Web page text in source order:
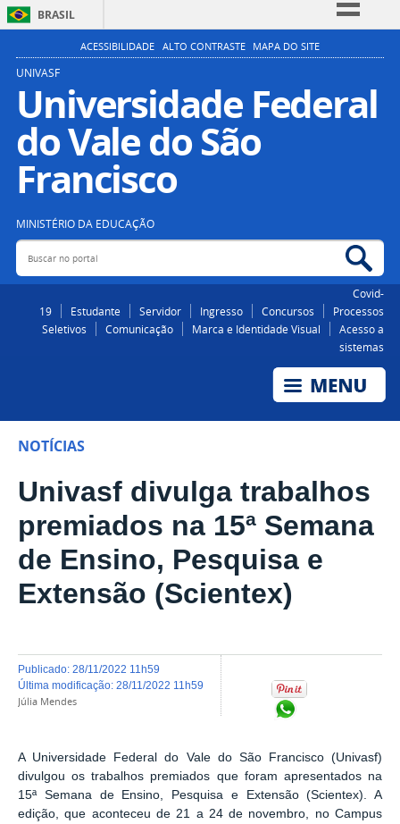
BRASIL
Simplifique!
Participe
Acesso à informação
Legislação
ACESSIBILIDADE ALTO CONTRASTE MAPA DO SITE
UNIVASF
Universidade Federal
do Vale do São
Francisco
MINISTÉRIO DA EDUCAÇÃO
Buscar no portal
Covid-
19
Estudante Servidor Ingresso Concursos
Processos
Seletivos
Comunicação Marca e Identidade Visual
Acesso a
sistemas
NOTÍCIAS
Univasf divulga trabalhos
premiados na 15ª Semana
de Ensino, Pesquisa e
Extensão (Scientex)
publicado: 28/11/2022 11h59
última modificação: 28/11/2022 11h59
Júlia Mendes
A Universidade Federal do Vale do São Francisco (Univasf)
divulgou os trabalhos premiados que foram apresentados na
15ª Semana de Ensino, Pesquisa e Extensão (Scientex). A
edição, que aconteceu de 21 a 24 de novembro, no Campus